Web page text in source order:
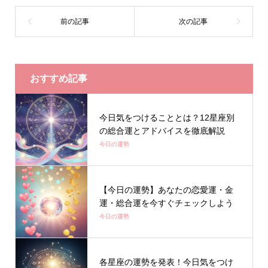
おすすめ記事
今日気をつけることとは？12星座別
の総合運とアドバイスを徹底解説
今日の運勢
【今日の運勢】あなたの恋愛運・金
運・総合運を今すぐチェックしよう
今日の運勢
各星座の運勢を発表！今日気をつけ